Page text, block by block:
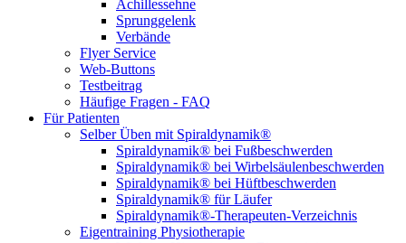
Achillessehne
Sprunggelenk
Verbände
Flyer Service
Web-Buttons
Testbeitrag
Häufige Fragen - FAQ
Für Patienten
Selber Üben mit Spiraldynamik®
Spiraldynamik® bei Fußbeschwerden
Spiraldynamik® bei Wirbelsäulen­beschwerden
Spiraldynamik® bei Hüftbeschwerden
Spiraldynamik® für Läufer
Spiraldynamik®-Therapeuten-Verzeichnis
Eigentraining Physiotherapie